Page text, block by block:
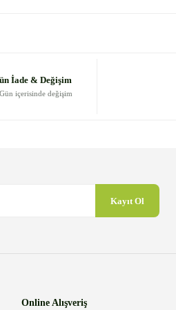
İade & Değişim
içerisinde değişim
Kayıt Ol
Online Alışveriş